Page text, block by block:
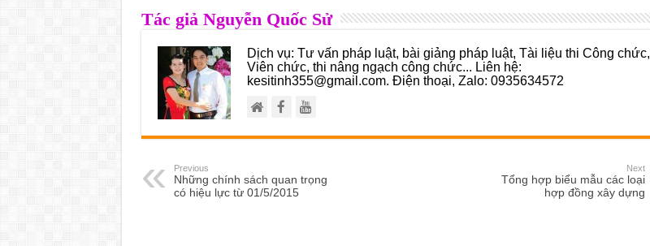
Tác giả Nguyễn Quốc Sử
Dịch vụ: Tư vấn pháp luật, bài giảng pháp luật, Tài liệu thi Công chức,
Viên chức, thi nâng ngạch công chức... Liên hệ:
kesitinh355@gmail.com. Điện thoại, Zalo: 0935634572
Previous
Những chính sách quan trọng
có hiệu lực từ 01/5/2015
Next
Tổng hợp biểu mẫu các loại
hợp đồng xây dựng